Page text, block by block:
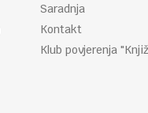
Saradnja
Kontakt
Klub povjerenja